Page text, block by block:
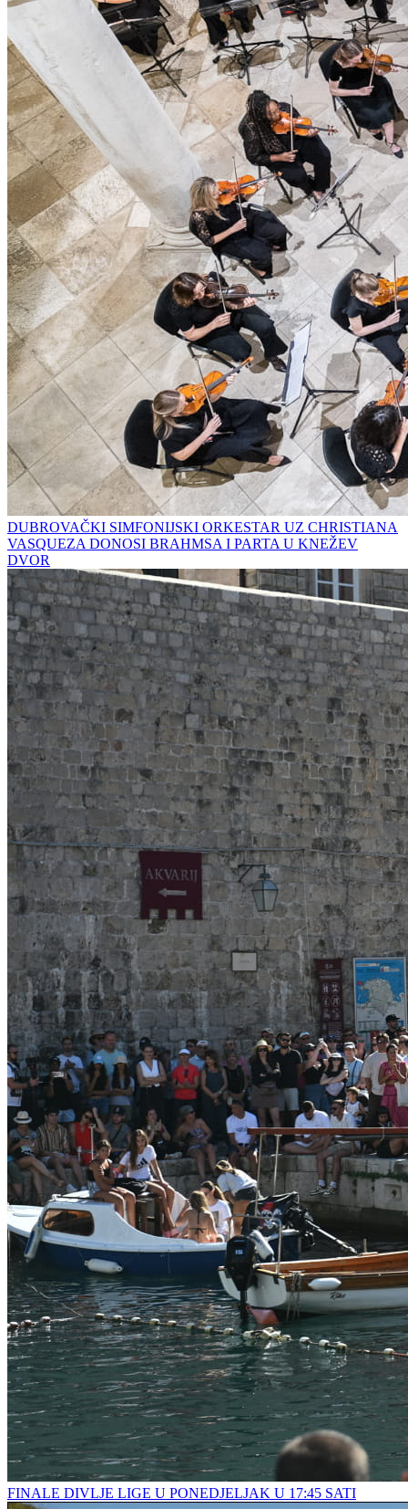
DUBROVAČKI SIMFONIJSKI ORKESTAR UZ CHRISTIANA
VASQUEZA DONOSI BRAHMSA I PARTA U KNEŽEV
DVOR
FINALE DIVLJE LIGE U PONEDJELJAK U 17:45 SATI